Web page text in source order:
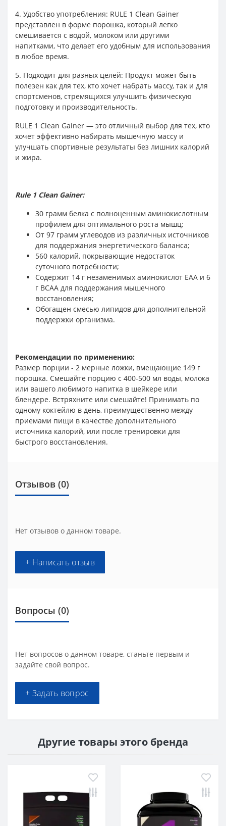
4. Удобство употребления: RULE 1 Clean Gainer
представлен в форме порошка, который легко
смешивается с водой, молоком или другими
напитками, что делает его удобным для использования
в любое время.
5. Подходит для разных целей: Продукт может быть
полезен как для тех, кто хочет набрать массу, так и для
спортсменов, стремящихся улучшить физическую
подготовку и производительность.
RULE 1 Clean Gainer — это отличный выбор для тех, кто
хочет эффективно набирать мышечную массу и
улучшать спортивные результаты без лишних калорий
и жира.
Rule 1 Clean Gainer:
30 грамм белка с полноценным аминокислотным
профилем для оптимального роста мышц;
От 97 грамм углеводов из различных источников
для поддержания энергетического баланса;
560 калорий, покрывающие недостаток
суточного потребности;
Содержит 14 г незаменимых аминокислот EAA и 6
г BCAA для поддержания мышечного
восстановления;
Обогащен смесью липидов для дополнительной
поддержки организма.
Рекомендации по применению:
Размер порции - 2 мерные ложки, вмещающие 149 г
порошка. Смешайте порцию с 400-500 мл воды, молока
или вашего любимого напитка в шейкере или
блендере. Встряхните или смешайте! Принимать по
одному коктейлю в день, преимущественно между
приемами пищи в качестве дополнительного
источника калорий, или после тренировки для
быстрого восстановления.
Отзывов (0)
Нет отзывов о данном товаре.
+ Написать отзыв
Вопросы (0)
Нет вопросов о данном товаре, станьте первым и
задайте свой вопрос.
+ Задать вопрос
Другие товары этого бренда